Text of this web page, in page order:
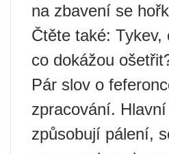
na zbavení se
Čtěte také: Tykev,
co dokážou
Pár slov o
zpracování.
způsobují pálení,